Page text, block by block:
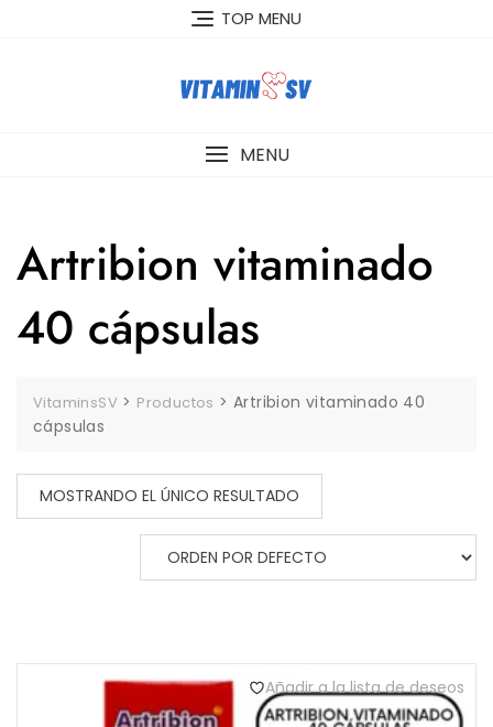
TOP MENU
MENU
Artribion vitaminado
40 cápsulas
VitaminsSV > Productos >Artribion vitaminado 40
cápsulas
MOSTRANDO EL ÚNICO RESULTADO
Añadir a la lista de deseos